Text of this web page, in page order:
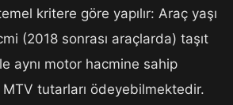
kritere göre yapılır: Araç yaşı
(2018 sonrası araçlarda) taşıt
aynı motor hacmine sahip
MTV tutarları ödeyebilmektedir.